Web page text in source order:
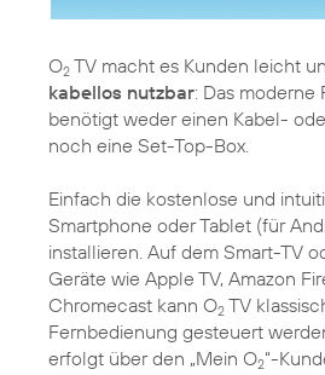
O2 TV macht es Kunden leicht
kabellos nutzbar: Das moderne
benötigt weder einen Kabel-
noch eine Set-Top-Box.
Einfach die kostenlose und
Smartphone oder Tablet (für
installieren. Auf dem Smart-TV
Geräte wie Apple TV, Amazon
Chromecast kann O2 TV
Fernbedienung gesteuert
erfolgt über den „Mein O2“-